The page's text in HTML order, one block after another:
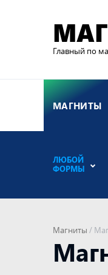
Главный по
МАГНИТЫ
ЛЮБОЙ
ФОРМЫ
Магниты /